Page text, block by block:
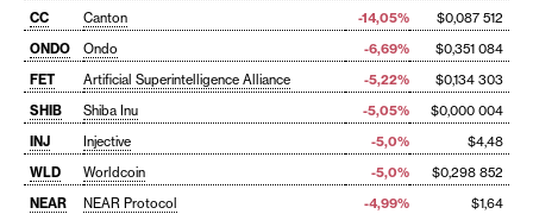
CC Canton -14,05%
$0,087 512
ONDO
Ondo -6,69%
$0,351 084
FET
Artificial Superintelligence Alliance -5,22%
$0,134 303
SHIB
Shiba Inu -5,05%
$0,000 004
INJ
Injective -5,0%
$4,48
WLD
Worldcoin -5,0%
$0,298 852
NEAR
NEAR Protocol -4,99% $1,64